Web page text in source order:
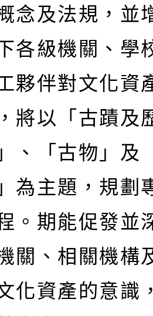
念及法規，並
各級機關、學
夥伴對文化資
將以「古蹟及
、「古物」及
為主題，規劃
。期能促發並
關、相關機構
化資產的意識